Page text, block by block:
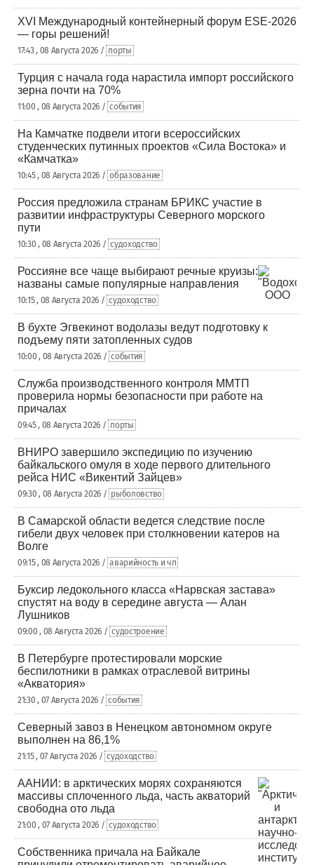
XVI Международный контейнерный форум ESE-2026
— горы решений!
17:43 , 08 Августа 2026 / порты
Турция с начала года нарастила импорт российского
зерна почти на 70%
11:00 , 08 Августа 2026 / события
На Камчатке подвели итоги всероссийских
студенческих путинных проектов «Сила Востока» и
«Камчатка»
10:45 , 08 Августа 2026 / образование
Россия предложила странам БРИКС участие в
развитии инфраструктуры Северного морского
пути
10:30 , 08 Августа 2026 / судоходство
Россияне все чаще выбирают речные круизы:
названы самые популярные направления
10:15 , 08 Августа 2026 / судоходство
В бухте Эгвекинот водолазы ведут подготовку к
подъему пяти затопленных судов
10:00 , 08 Августа 2026 / события
Служба производственного контроля ММТП
проверила нормы безопасности при работе на
причалах
09:45 , 08 Августа 2026 / порты
ВНИРО завершило экспедицию по изучению
байкальского омуля в ходе первого длительного
рейса НИС «Викентий Зайцев»
09:30 , 08 Августа 2026 / рыболовство
В Самарской области ведется следствие после
гибели двух человек при столкновении катеров на
Волге
09:15 , 08 Августа 2026 / аварийность и чп
Буксир ледокольного класса «Нарвская застава»
спустят на воду в середине августа — Алан
Лушников
09:00 , 08 Августа 2026 / судостроение
В Петербурге протестировали морские
беспилотники в рамках отраслевой витрины
«Акватория»
21:30 , 07 Августа 2026 / события
Северный завоз в Ненецком автономном округе
выполнен на 86,1%
21:15 , 07 Августа 2026 / судоходство
ААНИИ: в арктических морях сохраняются
массивы сплоченного льда, часть акваторий
свободна ото льда
21:00 , 07 Августа 2026 / судоходство
Собственника причала на Байкале